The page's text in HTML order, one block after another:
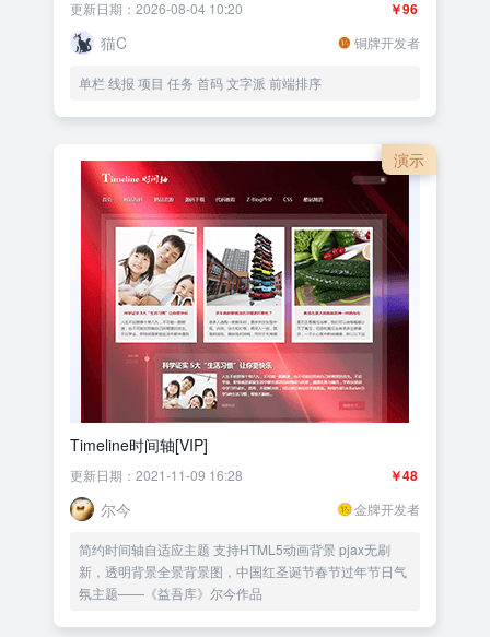
￥96
更新日期：2026-08-04 10:20
猫C 铜牌开发者
单栏 线报 项目 任务 首码 文字派 前端排序
演示
Timeline时间轴[VIP]
￥48
更新日期：2021-11-09 16:28
尔今 金牌开发者
简约时间轴自适应主题 支持HTML5动画背景 pjax无刷
新，透明背景全景背景图，中国红圣诞节春节过年节日气
氛主题——《益吾库》尔今作品